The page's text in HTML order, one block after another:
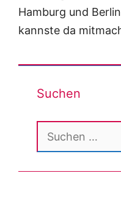
Hamburg und
kannste da
Suchen
Suchen
nach: